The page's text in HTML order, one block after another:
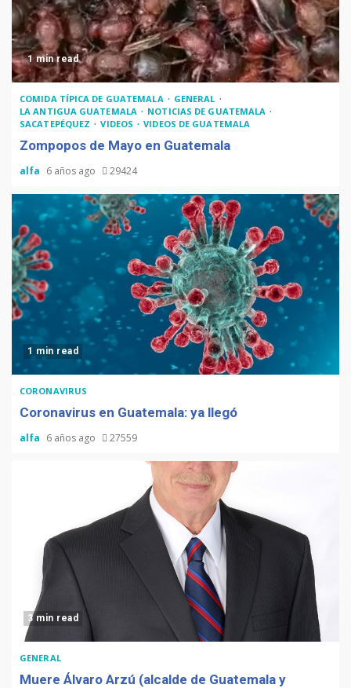
1 min read
COMIDA TÍPICA DE GUATEMALA
GENERAL
LA ANTIGUA GUATEMALA
NOTICIAS DE GUATEMALA
SACATEPÉQUEZ
VIDEOS VIDEOS DE GUATEMALA
Zompopos de Mayo en Guatemala
alfa 6 años ago 29424
1 min read
CORONAVIRUS
Coronavirus en Guatemala: ya llegó
alfa 6 años ago 27559
3 min read
GENERAL
Muere Álvaro Arzú (alcalde de Guatemala y